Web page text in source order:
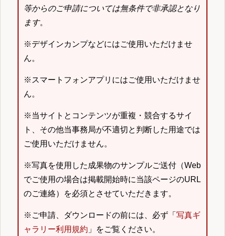
等からのご申請については無条件で非承認となり
ます。
※デザインカンプなどにはご使用いただけませ
ん。
※スマートフォンアプリにはご使用いただけませ
ん。
※当サイトとコンテンツが重複・競合するサイ
ト、その他当事務局が不適切と判断した用途では
ご使用いただけません。
※写真を使用した成果物のサンプルご送付（Web
でご使用の場合は掲載開始時に当該ページのURL
のご連絡）を必須とさせていただきます。
※ご申請、ダウンロードの前には、必ず「 写真ギ
ャラリー利用規約 」をご覧ください。